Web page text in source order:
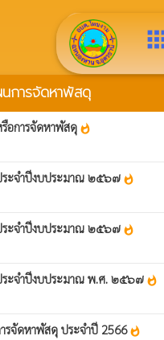
การจัดหาพัสดุ
อการจัดหาพัสดุ whatshot
ระจำปีงบประมาณ ๒๕๖๗ whatshot
ระจำปีงบประมาณ ๒๕๖๗ whatshot
ระจำปีงบประมาณ พ.ศ. ๒๕๖๗ whatshot
รจัดหาพัสดุ ประจำปี 2566whatshot